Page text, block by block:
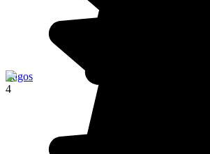
Lagos
4